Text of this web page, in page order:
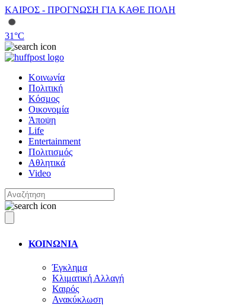
ΚΑΙΡΟΣ - ΠΡΟΓΝΩΣΗ ΓΙΑ ΚΑΘΕ ΠΟΛΗ
31°C
Κοινωνία
Πολιτική
Κόσμος
Οικονομία
Άποψη
Life
Entertainment
Πολιτισμός
Αθλητικά
Video
ΚΟΙΝΩΝΙΑ
Έγκλημα
Κλιματική Αλλαγή
Καιρός
Ανακύκλωση